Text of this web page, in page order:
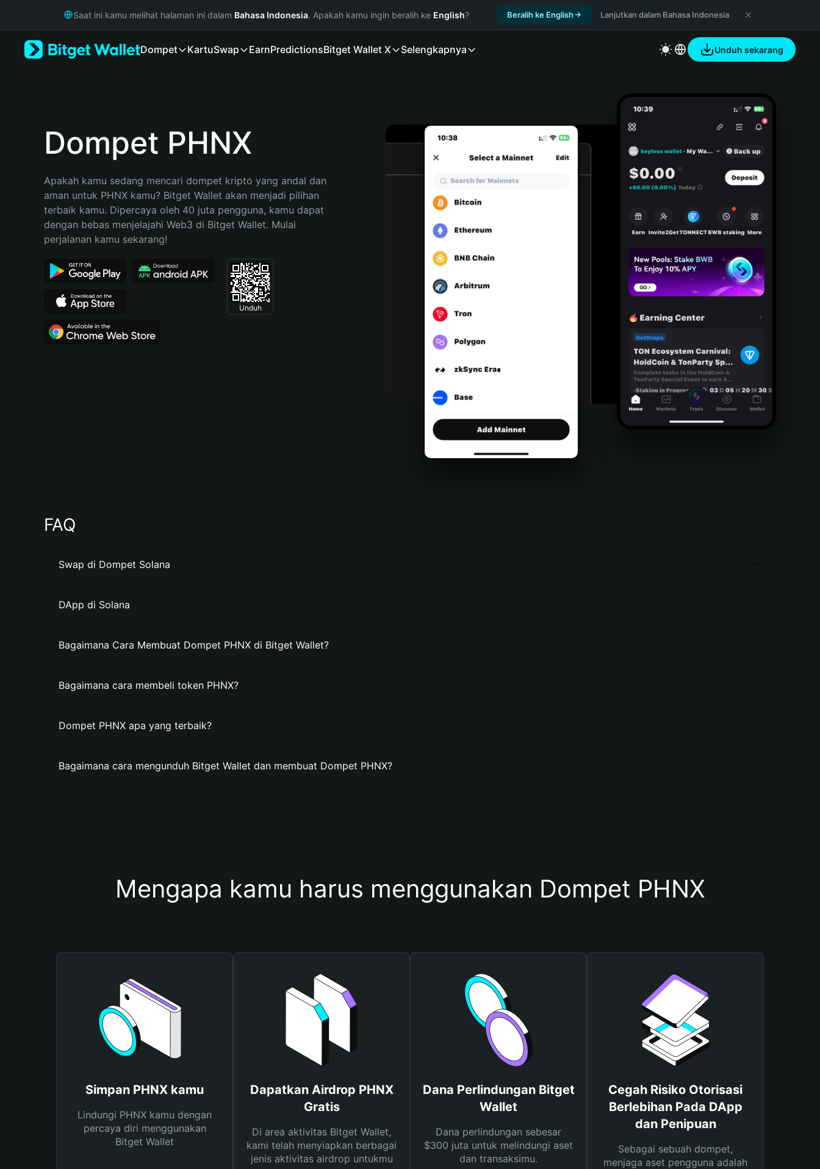
Русский
Bahasa Indonesia
Español (Argentina)
Saat ini kamu melihat halaman ini dalam Bahasa Indonesia. Apakah kamu ingin beralih ke English? Beralih ke English Lanjutkan dalam Bahasa Indonesia
Dompet KartuSwap EarnPredictionsBitget Wallet X Selengkapnya Unduh sekarang
Dompet PHNX
Apakah kamu sedang mencari dompet kripto yang andal dan
aman untuk PHNX kamu? Bitget Wallet akan menjadi pilihan
terbaik kamu. Dipercaya oleh 40 juta pengguna, kamu dapat
dengan bebas menjelajahi Web3 di Bitget Wallet. Mulai
perjalanan kamu sekarang!
Unduh
FAQ
Swap di Dompet Solana
DApp di Solana
Bagaimana Cara Membuat Dompet PHNX di Bitget Wallet?
Bagaimana cara membeli token PHNX?
Dompet PHNX apa yang terbaik?
Bagaimana cara mengunduh Bitget Wallet dan membuat Dompet PHNX?
Mengapa kamu harus menggunakan Dompet PHNX
Simpan PHNX kamu
Lindungi PHNX kamu dengan
percaya diri menggunakan
Bitget Wallet
Dapatkan Airdrop PHNX
Gratis
Di area aktivitas Bitget Wallet,
kami telah menyiapkan berbagai
jenis aktivitas airdrop untukmu
Dana Perlindungan Bitget
Wallet
Dana perlindungan sebesar
$300 juta untuk melindungi aset
dan transaksimu.
Cegah Risiko Otorisasi
Berlebihan Pada DApp
dan Penipuan
Sebagai sebuah dompet,
menjaga aset pengguna adalah